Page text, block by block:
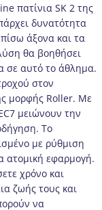
πατίνια SK 2 της
δυνατότητα
άξονα και τα
θα βοηθήσει
σε αυτό το άθλημα.
στον
μορφής Roller. Με
μειώνουν την
Το
με ρύθμιση
ατομική εφαρμογή.
χρόνο και
ζωής τους και
να